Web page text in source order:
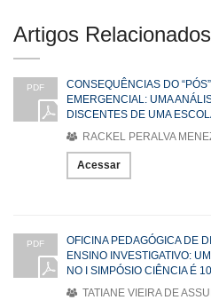
Artigos Relacionados
PDF
CONSEQUÊNCIAS DO
EMERGENCIAL: UMA
DISCENTES DE UMA
RACKEL PERALVA
Acessar
PDF
OFICINA PEDAGÓGICA DE
ENSINO INVESTIGATIVO:
NO I SIMPÓSIO CIÊNCIA É
TATIANE VIEIRA DE